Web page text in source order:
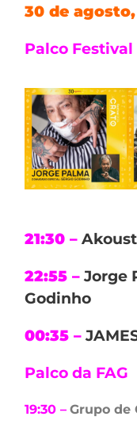
30 de
Palco Festival
21:30 –
22:55 – Jorge
Godinho
00:35 –
Palco da FAG
19:30 – Grupo de